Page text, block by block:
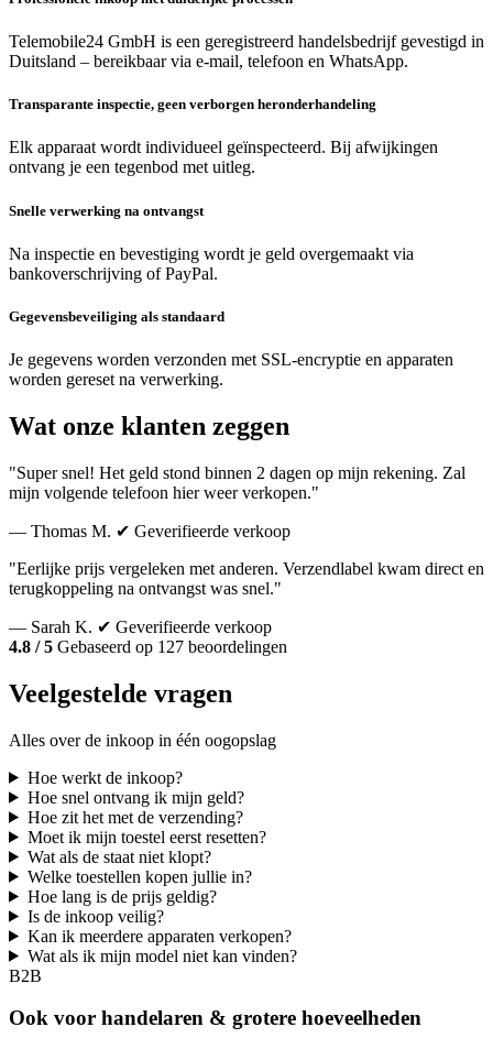
Telemobile24 GmbH is een geregistreerd handelsbedrijf gevestigd in
Duitsland – bereikbaar via e-mail, telefoon en WhatsApp.
Transparante inspectie, geen verborgen heronderhandeling
Elk apparaat wordt individueel geïnspecteerd. Bij afwijkingen
ontvang je een tegenbod met uitleg.
Snelle verwerking na ontvangst
Na inspectie en bevestiging wordt je geld overgemaakt via
bankoverschrijving of PayPal.
Gegevensbeveiliging als standaard
Je gegevens worden verzonden met SSL-encryptie en apparaten
worden gereset na verwerking.
Wat onze klanten zeggen
"Super snel! Het geld stond binnen 2 dagen op mijn rekening. Zal
mijn volgende telefoon hier weer verkopen."
— Thomas M. ✔ Geverifieerde verkoop
"Eerlijke prijs vergeleken met anderen. Verzendlabel kwam direct en
terugkoppeling na ontvangst was snel."
— Sarah K. ✔ Geverifieerde verkoop
4.8 / 5 Gebaseerd op 127 beoordelingen
Veelgestelde vragen
Alles over de inkoop in één oogopslag
Hoe werkt de inkoop?
Hoe snel ontvang ik mijn geld?
Hoe zit het met de verzending?
Moet ik mijn toestel eerst resetten?
Wat als de staat niet klopt?
Welke toestellen kopen jullie in?
Hoe lang is de prijs geldig?
Is de inkoop veilig?
Kan ik meerdere apparaten verkopen?
Wat als ik mijn model niet kan vinden?
B2B
Ook voor handelaren & grotere hoeveelheden